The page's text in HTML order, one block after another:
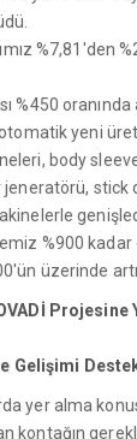
%7,81'den
%450 oranında
yeni
body
jeneratörü, stick
%900 kadar
üzerinde
Projesine
Gelişimi
yer alma
kontağın